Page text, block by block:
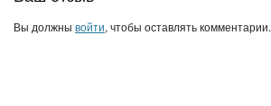
Вы должны войти, чтобы оставлять комментарии.